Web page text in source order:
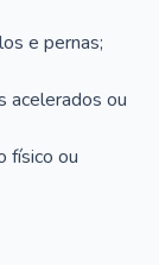
e pernas;
acelerados ou
físico ou